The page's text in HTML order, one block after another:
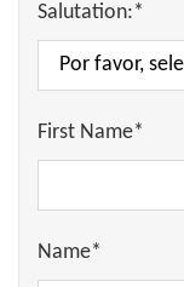
Salutation:*
First Name*
Name*